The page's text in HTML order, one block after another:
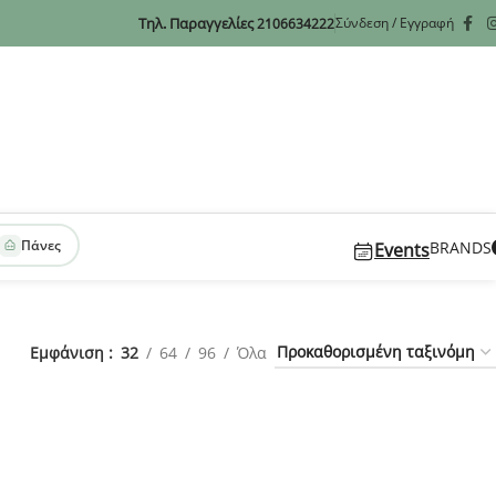
Τηλ. Παραγγελίες2106634222Σύνδεση / Εγγραφή
Πάνες EventsBRANDS
Εμφάνιση 32 64 96 Όλα